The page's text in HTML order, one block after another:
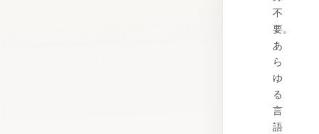
不
要。
あ
ら
ゆ
る
言
語